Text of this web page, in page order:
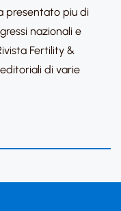
presentato piu di
nazionali e
Fertility &
di varie